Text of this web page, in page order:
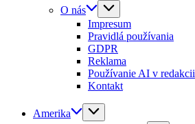
O nás
Impresum
Pravidlá používania
GDPR
Reklama
Používanie AI v redakcii
Kontakt
Amerika